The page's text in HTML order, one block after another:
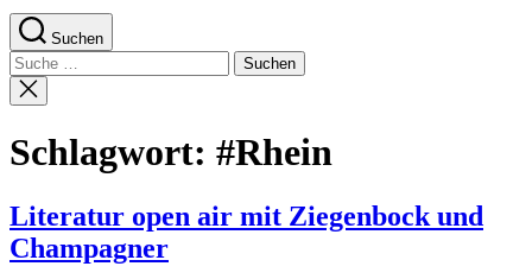
Suchen
Suche
nach:
Suche
schließen
Schlagwort: #Rhein
Literatur open air mit Ziegenbock und
Champagner